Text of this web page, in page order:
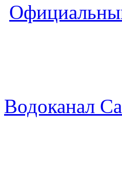
Водоканал